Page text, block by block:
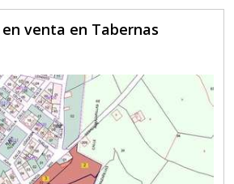
venta en Tabernas